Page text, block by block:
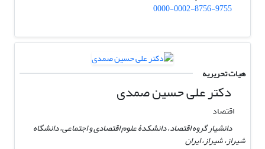
0000-0002-8756-9755
هیات تحریریه
دکتر علی حسین صمدی
اقتصاد
دانشیار گروه اقتصاد، دانشکدۀ علوم اقتصادی و اجتماعی، دانشگاه
شیراز، شیراز، ایران